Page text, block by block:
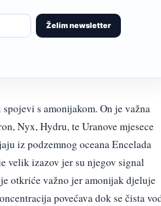
Želim newsletter
s amonijakom. On je važna
Nyx, Hydru, te Uranove mjesece
iz podzemnog oceana Encelada
velik izazov jer su njegov signal
otkriće važno jer amonijak djeluje
povećava dok se čista